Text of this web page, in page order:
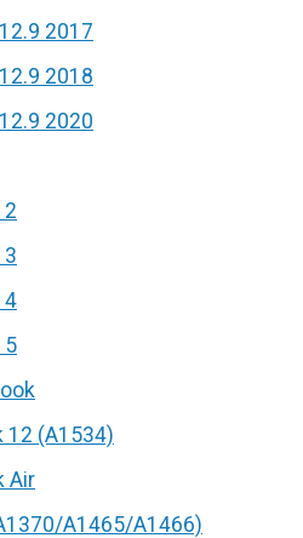
2017
2018
2020
2
3
4
5
12 (А1534)
Air
A1465/A1466)